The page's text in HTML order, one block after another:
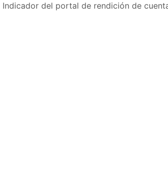
Indicador del portal de rendición de